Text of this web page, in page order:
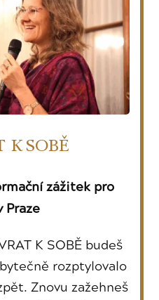
K SOBĚ
zážitek pro
Praze
K SOBĚ budeš
rozptylovalo
Znovu zažehneš